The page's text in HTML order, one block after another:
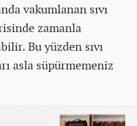
vakumlanan sıvı
zamanla
Bu yüzden sıvı
asla süpürmemeniz